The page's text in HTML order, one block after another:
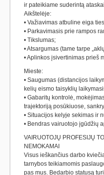
ir pateikiame suderintą
Aikštelėje:
• Važiavimas atbuline eiga
• Parkavimasis prie rampos
• Tikslumas;
• Atsargumas (tame tarpe
• Aplinkos įsivertinimas prieš
Mieste:
• Saugumas (distancijos
kelių eismo taisyklių
• Gabaritų kontrolė,
trajektoriją posūkiuose,
• Situacijos kelyje sekimas ir
• Bendras vairuotojo įgūdžių
VAIRUOTOJŲ PROFESIJŲ
NEMOKAMAI
Visus ieškančius darbo
tarnybos teikiamomis
pas mus. Bedarbio statusą